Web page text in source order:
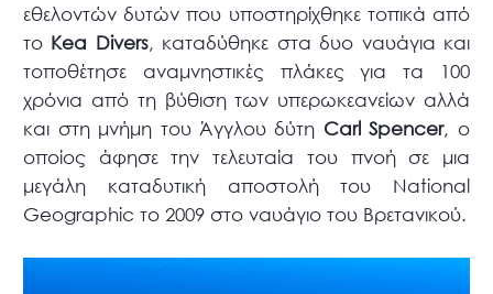
εθελοντών δυτών που υποστηρίχθηκε τοπικά από
το Kea Divers, καταδύθηκε στα δυο ναυάγια και
τοποθέτησε αναμνηστικές πλάκες για τα 100
χρόνια από τη βύθιση των υπερωκεανείων αλλά
και στη μνήμη του Άγγλου δύτη Carl Spencer, ο
οποίος άφησε την τελευταία του πνοή σε μια
μεγάλη καταδυτική αποστολή του National
Geographic το 2009 στο ναυάγιο του Βρετανικού.